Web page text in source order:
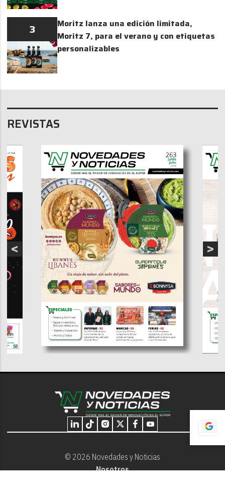
3
Moritz lanza una edición limitada,
Moritz 7, para el verano y con etiquetas
personalizables
REVISTAS
© 2026 Novedades y Noticias
Nosotros